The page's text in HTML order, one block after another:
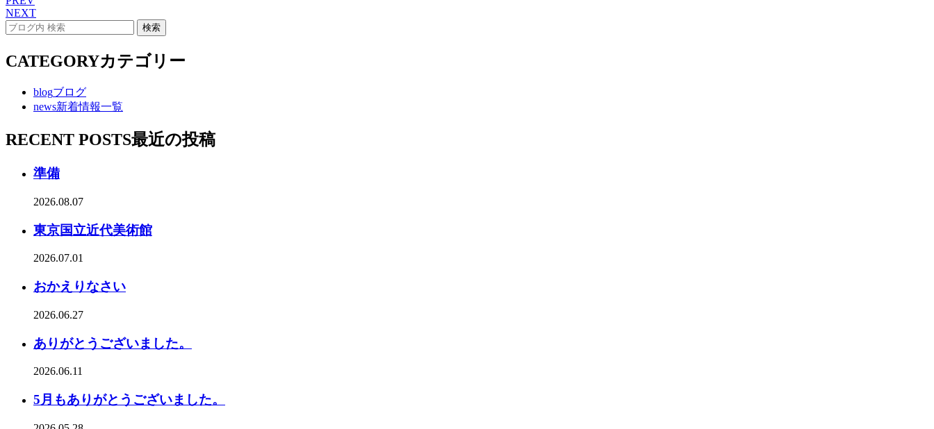
NEXT
CATEGORYカテゴリー
blogブログ
news新着情報一覧
RECENT POSTS最近の投稿
準備
2026.08.07
東京国立近代美術館
2026.07.01
おかえりなさい
2026.06.27
ありがとうございました。
2026.06.11
5月もありがとうございました。